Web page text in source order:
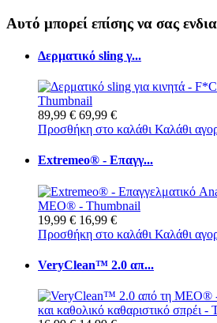
Αυτό μπορεί επίσης να σας
Δερματικό sling γ...
89,99 € 69,99 €
Προσθήκη στο καλάθι Καλάθι
Extremeo® - Επαγγ...
19,99 € 16,99 €
Προσθήκη στο καλάθι Καλάθι
VeryClean™ 2.0 απ...